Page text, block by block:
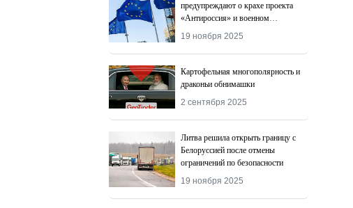
предупреждают о крахе проекта
«Антироссия» и военном
поражении Киева
19 ноября 2025
Картофельная многополярность и
драконьи обнимашки
2 сентября 2025
Литва решила открыть границу с
Белоруссией после отмены
ограничений по безопасности
19 ноября 2025